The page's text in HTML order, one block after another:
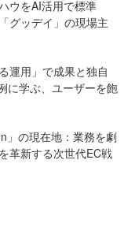
ウをAI活用で標準
グッデイ」の現場主
運用」で成果と独自
に学ぶ、ユーザーを飽
」の現在地：業務を劇
革新する次世代EC戦